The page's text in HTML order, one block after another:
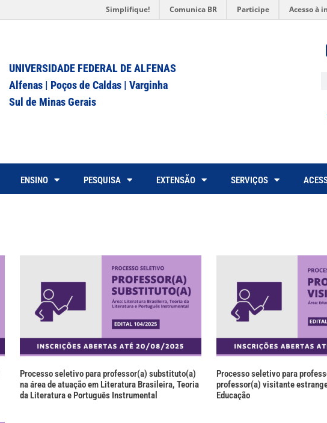
Simplifique! Comunica BR Participe Acesso à
UNIVERSIDADE FEDERAL DE ALFENAS
Alfenas | Poços de Caldas | Varginha
Sul de Minas Gerais
ENSINO PESQUISA EXTENSÃO SERVIÇOS
Processo seletivo para professor(a) substituto(a)
na área de atuação em Literatura Brasileira, Teoria
da Literatura e Português Instrumental
Processo seletivo para
professor(a) visitante
Educação